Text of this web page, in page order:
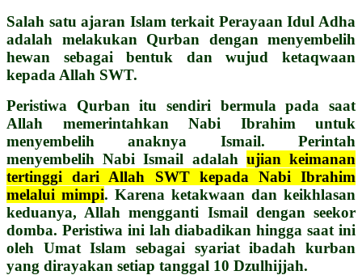
Salah satu ajaran Islam terkait Perayaan Idul Adha
adalah melakukan Qurban dengan menyembelih
hewan sebagai bentuk dan wujud ketaqwaan
kepada Allah SWT.
Peristiwa Qurban itu sendiri bermula pada saat
Allah memerintahkan Nabi Ibrahim untuk
menyembelih anaknya Ismail. Perintah
menyembelih Nabi Ismail adalah ujian keimanan
tertinggi dari Allah SWT kepada Nabi Ibrahim
melalui mimpi. Karena ketakwaan dan keikhlasan
keduanya, Allah mengganti Ismail dengan seekor
domba. Peristiwa ini lah diabadikan hingga saat ini
oleh Umat Islam sebagai syariat ibadah kurban
yang dirayakan setiap tanggal 10 Dzulhijjah.